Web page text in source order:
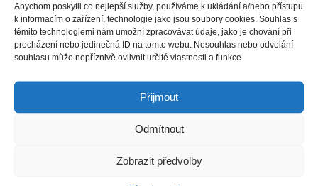
Abychom poskytli co nejlepší služby, používáme k ukládání a/nebo přístupu
k informacím o zařízení, technologie jako jsou soubory cookies. Souhlas s
těmito technologiemi nám umožní zpracovávat údaje, jako je chování při
procházení nebo jedinečná ID na tomto webu. Nesouhlas nebo odvolání
souhlasu může nepříznivě ovlivnit určité vlastnosti a funkce.
Přijmout
Odmítnout
Zobrazit předvolby
Ochrana obyvatelstva
Bc. Michal Rozkovec